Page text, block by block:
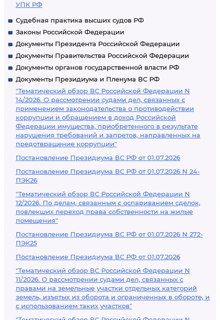
УПК РФ
Судебная практика высших судов РФ
Законы Российской Федерации
Документы Президента Российской Федерации
Документы Правительства Российской Федерации
Документы органов государственной власти РФ
Документы Президиума и Пленума ВС РФ
"Тематический обзор ВС Российской Федерации N
14/2026. О рассмотрении судами дел, связанных с
применением законодательства о противодействии
коррупции и обращением в доход Российской
Федерации имущества, приобретенного в результате
нарушения требований и запретов, направленных на
предотвращение коррупции"
Постановление Президиума ВС РФ от 01.07.2026
Постановление Президиума ВС РФ от 01.07.2026 N 24-
ПЭК26
"Тематический обзор ВС Российской Федерации N
12/2026. По делам, связанным с оспариванием сделок,
повлекших переход права собственности на жилые
помещения"
Постановление Президиума ВС РФ от 01.07.2026 N 272-
ПЭК25
Постановление Президиума ВС РФ от 01.07.2026
"Тематический обзор ВС Российской Федерации N
11/2026. О рассмотрении судами дел, связанных с
правами на земельные участки отдельных категорий
земель, изъятых из оборота и ограниченных в обороте, и
с использованием таких участков"